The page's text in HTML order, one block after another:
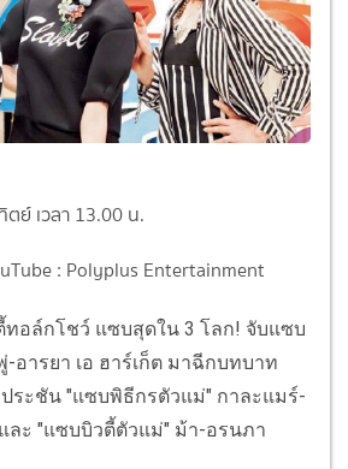
ย์ เวลา 13.00 น.
: Polyplus Entertainment
ล์กโชว์ แซบสุดใน 3 โลก! จับแซบ
อารยา เอ ฮาร์เก็ต มาฉีกบทบาท
ระชัน "แซบพิธีกรตัวแม่" กาละแมร์-
ละ "แซบบิวตี้ตัวแม่" ม้า-อรนภา